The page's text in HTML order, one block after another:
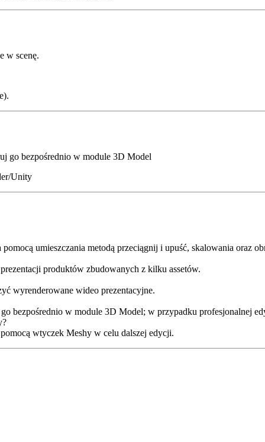
w scenę.
go bezpośrednio w module 3D Model
Unity
umieszczania metodą przeciągnij i upuść, skalowania oraz
produktów zbudowanych z kilku assetów.
wyrenderowane wideo prezentacyjne.
bezpośrednio w module 3D Model; w przypadku profesjonalnej
wtyczek Meshy w celu dalszej edycji.